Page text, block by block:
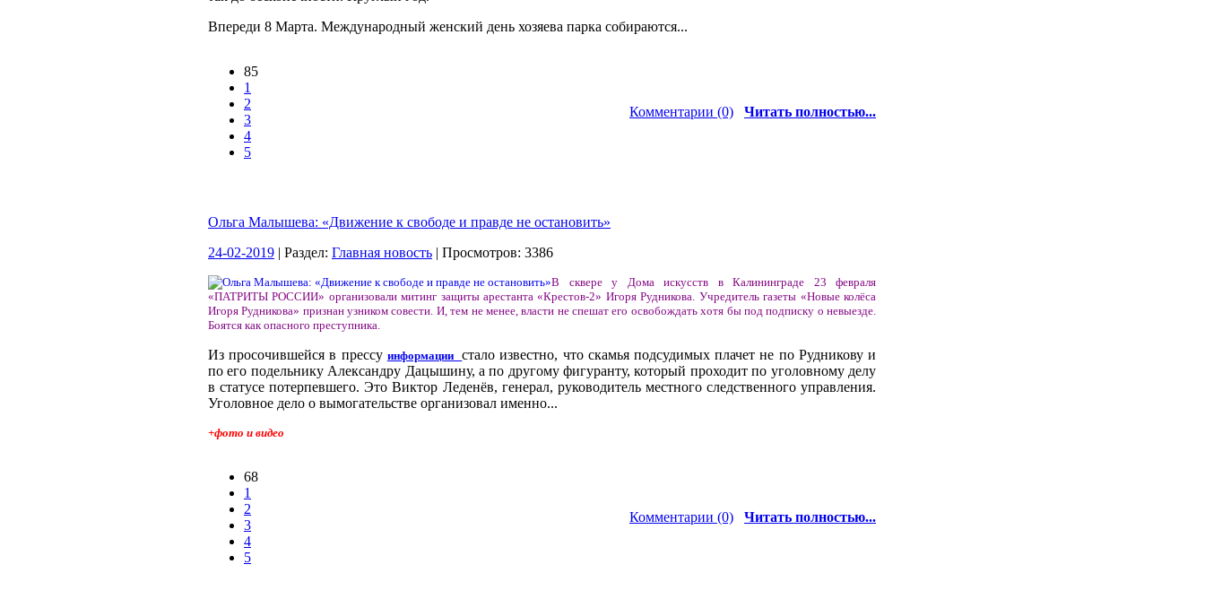
Впереди 8 Марта. Международный женский день хозяева парка собираются...
85
1
2
3
4
5
Комментарии (0) Читать полностью...
Ольга Малышева: «Движение к свободе и правде не остановить»
24-02-2019 | Раздел: Главная новость | Просмотров: 3386
В сквере у Дома искусств в Калининграде 23 февраля
«ПАТРИТЫ РОССИИ» организовали митинг защиты арестанта «Крестов-2» Игоря Рудникова. Учредитель газеты «Новые колёса
Игоря Рудникова» признан узником совести. И, тем не менее, власти не спешат его освобождать хотя бы под подписку о невыезде.
Боятся как опасного преступника.
Из просочившейся в прессу информации
стало известно, что скамья подсудимых плачет не по Рудникову и
по его подельнику Александру Дацышину, а по другому фигуранту, который проходит по уголовному делу
в статусе потерпевшего. Это Виктор Леденёв, генерал, руководитель местного следственного управления.
Уголовное дело о вымогательстве организовал именно...
+фото и видео
68
1
2
3
4
5
Комментарии (0) Читать полностью...